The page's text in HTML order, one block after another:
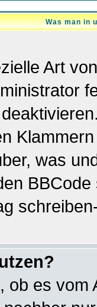
Was man in
Art
was
ob es